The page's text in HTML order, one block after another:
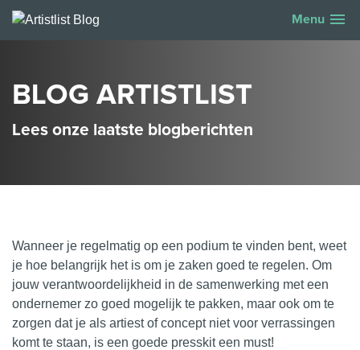
Menu menu
BLOG ARTISTLIST
Lees onze laatste blogberichten
Wanneer je regelmatig op een podium te vinden bent, weet
je hoe belangrijk het is om je zaken goed te regelen. Om
jouw verantwoordelijkheid in de samenwerking met een
ondernemer zo goed mogelijk te pakken, maar ook om te
zorgen dat je als artiest of concept niet voor verrassingen
komt te staan, is een goede presskit een must!